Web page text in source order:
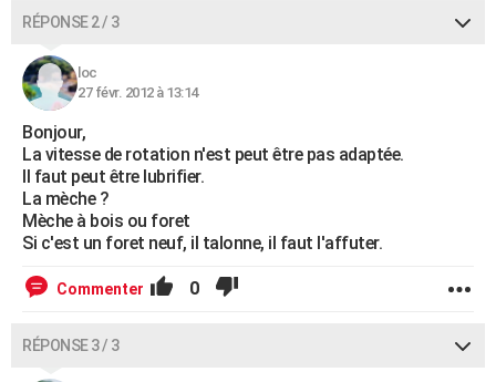
RÉPONSE 2 / 3
loc
27 févr. 2012 à 13:14
Bonjour,
La vitesse de rotation n'est peut être pas adaptée.
Il faut peut être lubrifier.
La mèche ?
Mèche à bois ou foret
Si c'est un foret neuf, il talonne, il faut l'affuter.
Commenter 0
RÉPONSE 3 / 3